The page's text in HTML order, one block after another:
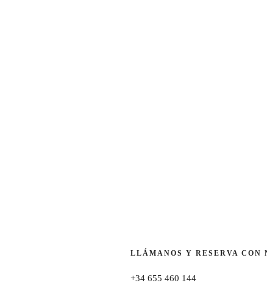
LLÁMANOS Y RESERVA CON
+34 655 460 144